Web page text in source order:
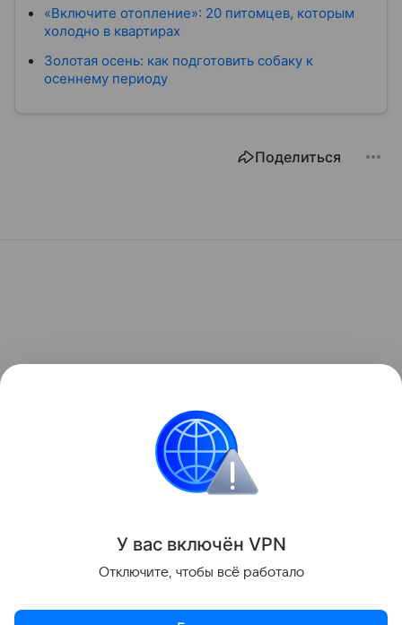
«Включите отопление»: 20 питомцев, которым
холодно в квартирах
Золотая осень: как подготовить собаку к
осеннему периоду
Поделиться
У вас включён VPN
Отключите, чтобы всё работало